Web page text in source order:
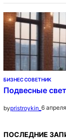
БИЗНЕС СОВЕТНИК
Подвесные
bypristroykin_ 6
ПОСЛЕДНИЕ